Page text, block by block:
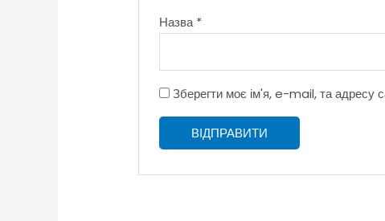
Назва*
Зберегти моє ім'я, e-mail, та адресу